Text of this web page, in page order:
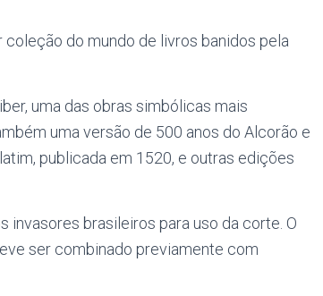
do mundo de livros banidos pela
uma das obras simbólicas mais
uma versão de 500 anos do Alcorão e
publicada em 1520, e outras edições
invasores brasileiros para uso da corte. O
ser combinado previamente com